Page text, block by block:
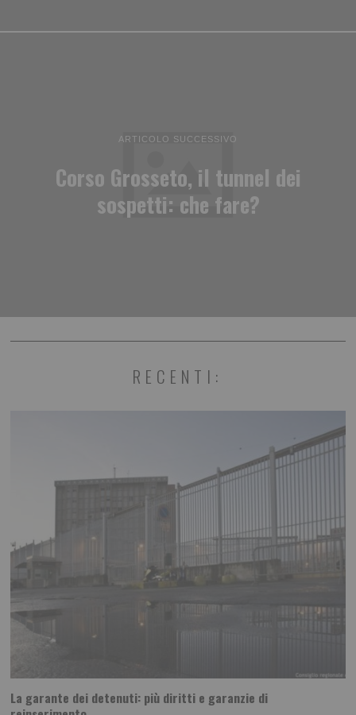
ARTICOLO SUCCESSIVO
Corso Grosseto, il tunnel dei
sospetti: che fare?
RECENTI:
La garante dei detenuti: più diritti e garanzie di